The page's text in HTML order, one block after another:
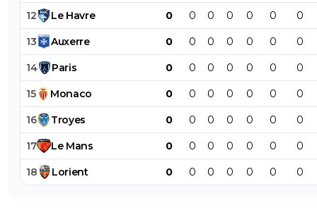
12 Le Havre 0 0 0 0 0 0 0
13 Auxerre 0 0 0 0 0 0 0
14 Paris 0 0 0 0 0 0 0
15 Monaco 0 0 0 0 0 0 0
16 Troyes 0 0 0 0 0 0 0
17 Le Mans 0 0 0 0 0 0 0
18 Lorient 0 0 0 0 0 0 0